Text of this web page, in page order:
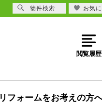
閲覧履歴
リフォームをお考えの方
物件検索 お気